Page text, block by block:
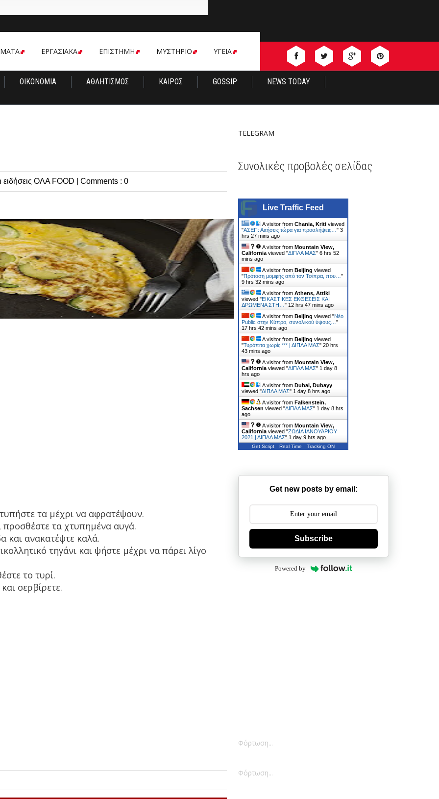
ΕΡΓΑΣΙΑΚΑ ΕΠΙΣΤΗΜΗ ΜΥΣΤΗΡΙΟ ΥΓΕΙΑ
ΟΙΚΟΝΟΜΙΑ ΑΘΛΗΤΙΣΜΟΣ ΚΑΙΡΟΣ GOSSIP NEWS TODAY
ειδήσεις ΟΛΑ FOOD Comments : 0
τα μέχρι να αφρατέψουν.
προσθέστε τα χτυπημένα αυγά.
και ανακατέψτε καλά.
τηγάνι και ψήστε μέχρι να πάρει λίγο
το τυρί.
σερβίρετε.
TELEGRAM
Συνολικές προβολές σελίδας
Live Traffic Feed
A visitor fromChania, Kriti viewed
"ΑΣΕΠ: Αιτήσεις τώρα για προσλήψεις…"3
hrs 27 mins ago
A visitor fromMountain View,
California viewed "ΔΙΠΛΑ ΜΑΣ"6 hrs 52
mins ago
A visitor fromBeijing viewed
"Πρόταση μομφής από τον Τσίπρα, που…"
9 hrs 32 mins ago
A visitor fromAthens, Attiki
viewed "ΕΙΚΑΣΤΙΚΕΣ ΕΚΘΕΣΕΙΣ ΚΑΙ
ΔΡΩΜΕΝΑ ΣΤΗ…" 12 hrs 47 mins ago
A visitor fromBeijing viewed "Νέο
Public στην Κύπρο, συνολικού ύψους…"
17 hrs 42 mins ago
A visitor fromBeijing viewed
"Τυρόπιτα χωρίς *** | ΔΙΠΛΑ ΜΑΣ"20 hrs
43 mins ago
A visitor fromMountain View,
California viewed "ΔΙΠΛΑ ΜΑΣ" 1 day 8
hrs ago
A visitor fromDubai, Dubayy
viewed "ΔΙΠΛΑ ΜΑΣ" 1 day 8 hrs ago
A visitor fromFalkenstein,
Sachsen viewed "ΔΙΠΛΑ ΜΑΣ" 1 day 8 hrs
ago
A visitor fromMountain View,
California viewed "ΖΩΔΙΑ ΙΑΝΟΥΑΡΙΟΥ
2021 | ΔΙΠΛΑ ΜΑΣ" 1 day 9 hrs ago
Get Script Real Time Tracking ON
Get new posts by email:
Subscribe
Powered by
Φόρτωση...
Φόρτωση...